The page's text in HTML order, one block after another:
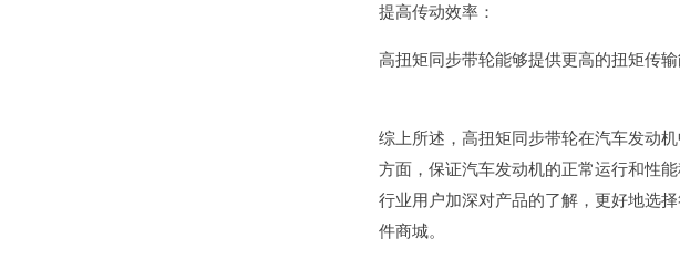
提高传动效率：
高扭矩同步带轮能够提供更高的扭矩传
综上所述，高扭矩同步带轮在汽车发动
方面，保证汽车发动机的正常运行和性
行业用户加深对产品的了解，更好地选
件商城。